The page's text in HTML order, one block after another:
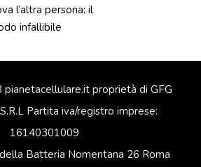
l’altra persona: il
infallibile
proprietà di GFG
Partita iva/registro imprese:
16140301009
Batteria Nomentana 26 Roma